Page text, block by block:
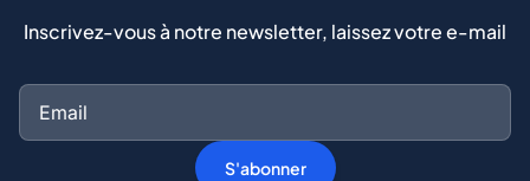
Inscrivez-vous à notre newsletter, laissez votre e-mail
S'abonner